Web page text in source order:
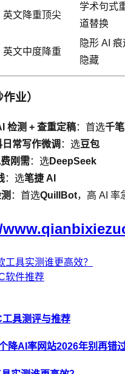
英文降重顶尖
学术句式
道替换
英文中度降重
隐形 AI
隐藏
业）
检测 + 查重定稿：首选千笔
常写作微调 ：选豆包
刚需：选DeepSeek
：选笔捷 AI
：首选QuillBot，高 AI 率
具实测谁更高效？
软件推荐
具测评与推荐
降AI率网站2026年别再错